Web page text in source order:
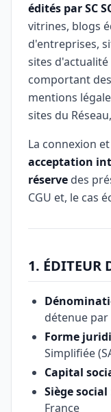
édités par SC
vitrines, blogs
d'entreprises,
sites
comportant
mentions
sites du
La connexion
acceptation
réserve des
CGU et, le cas
1. ÉDITEUR
détenue par
Forme
Simplifiée
Capital
Siège social
France